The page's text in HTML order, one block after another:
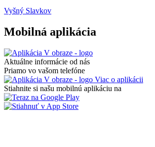
Vyšný Slavkov
Mobilná aplikácia
Aktuálne informácie od nás
Priamo vo vašom telefóne
Viac o aplikácii
Stiahnite si našu mobilnú aplikáciu na